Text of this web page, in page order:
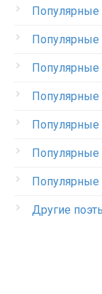
Популярные
Популярные
Популярные
Популярные
Популярные
Популярные
Популярные
Другие